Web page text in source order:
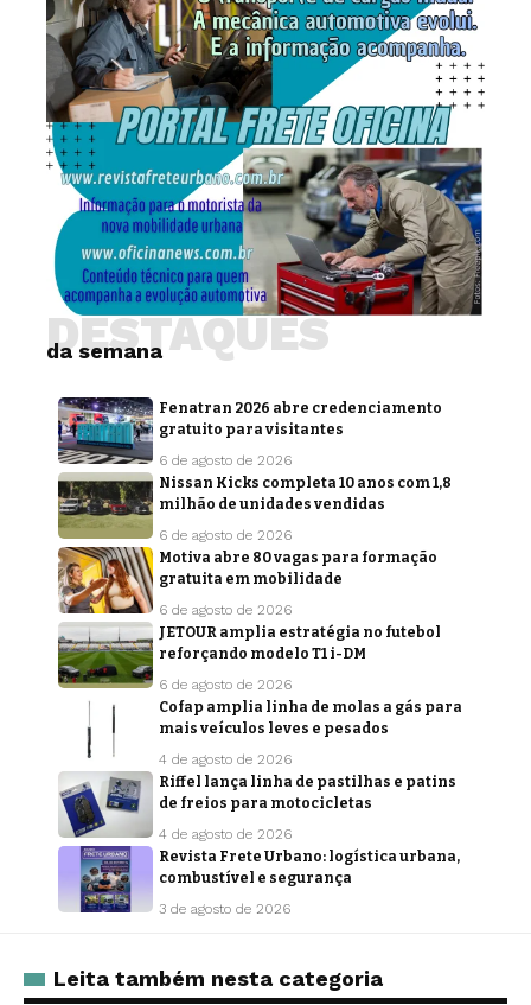
da semana
DESTAQUES
Fenatran 2026 abre credenciamento
gratuito para visitantes
6 de agosto de 2026
Nissan Kicks completa 10 anos com 1,8
milhão de unidades vendidas
6 de agosto de 2026
Motiva abre 80 vagas para formação
gratuita em mobilidade
6 de agosto de 2026
JETOUR amplia estratégia no futebol
reforçando modelo T1 i-DM
6 de agosto de 2026
Cofap amplia linha de molas a gás para
mais veículos leves e pesados
4 de agosto de 2026
Riffel lança linha de pastilhas e patins
de freios para motocicletas
4 de agosto de 2026
Revista Frete Urbano: logística urbana,
combustível e segurança
3 de agosto de 2026
Leita também nesta categoria